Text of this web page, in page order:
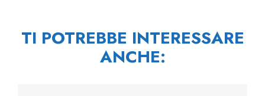
TI POTREBBE INTERESSARE
ANCHE: